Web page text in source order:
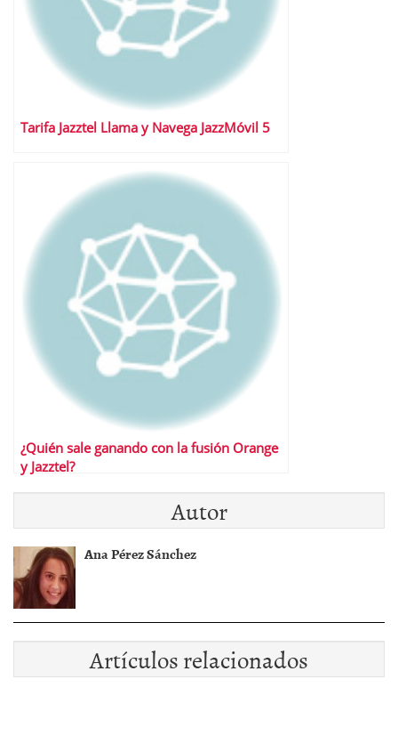
Tarifa Jazztel Llama y Navega JazzMóvil 5
¿Quién sale ganando con la fusión Orange
y Jazztel?
Autor
Ana Pérez Sánchez
Artículos relacionados